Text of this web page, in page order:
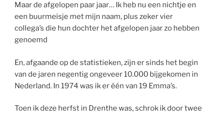
Maar de afgelopen paar jaar… Ik heb nu een nichtje en
een buurmeisje met mijn naam, plus zeker vier
collega’s die hun dochter het afgelopen jaar zo hebben
genoemd
En, afgaande op de statistieken, zijn er sinds het begin
van de jaren negentig ongeveer 10.000 bijgekomen in
Nederland. In 1974 was ik er één van 19 Emma’s.
Toen ik deze herfst in Drenthe was, schrok ik door twee